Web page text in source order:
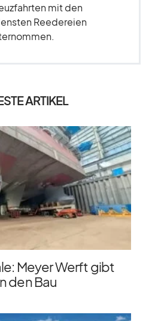
mit den
Reedereien
ARTIKEL
Meyer Werft gibt
den Bau